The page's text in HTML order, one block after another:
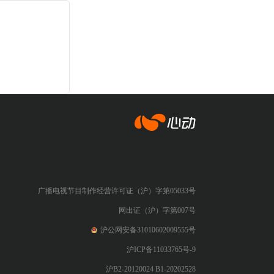
广播电视节目制作经营许可证（沪）字第05033号
网出证（沪）字第007号
沪公网安备31010602009555号
沪ICP备11033765号-9
沪B2-20120024 B1-20202528
心动网络